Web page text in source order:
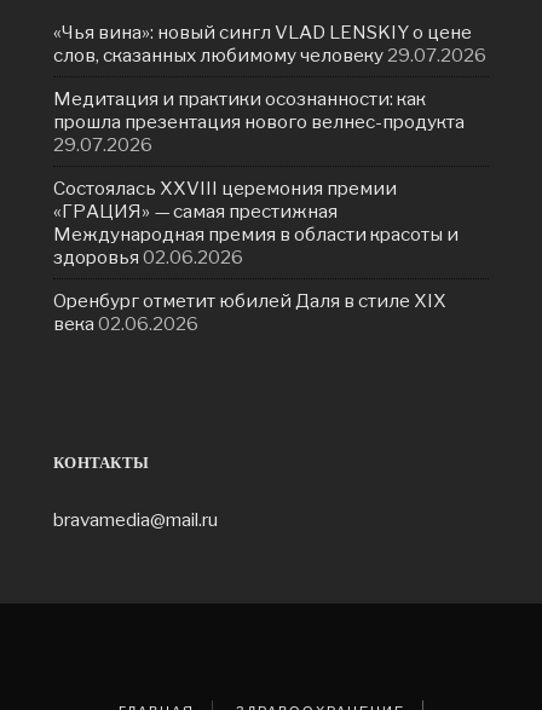
«Чья вина»: новый сингл VLAD LENSKIY о цене
слов, сказанных любимому человеку 29.07.2026
Медитация и практики осознанности: как
прошла презентация нового велнес-продукта
29.07.2026
Состоялась ХXVIII церемония премии
«ГРАЦИЯ» — самая престижная
Международная премия в области красоты и
здоровья 02.06.2026
Оренбург отметит юбилей Даля в стиле XIX
века 02.06.2026
КОНТАКТЫ
bravamedia@mail.ru